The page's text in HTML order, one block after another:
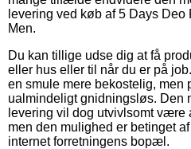
levering ved køb af 5 Days
Men.
Du kan tillige udse dig at få
eller hus eller til når du er på
en smule mere bekostelig, men
ualmindeligt gnidningsløs. Den
levering vil dog utvivlsomt være
men den mulighed er betinget
internet forretningens bopæl.